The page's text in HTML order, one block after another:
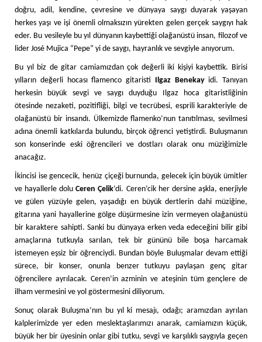
doğru, adil, kendine, çevresine ve dünyaya saygı duyarak yaşayan
herkes yaşı ve işi önemli olmaksızın yürekten gelen gerçek saygıyı hak
eder. Bu vesileyle bu yıl dünyanın kaybettiği olağanüstü insan, filozof ve
lider José Mujica “Pepe” yi de saygı, hayranlık ve sevgiyle anıyorum.
Bu yıl biz de gitar camiamızdan çok değerli iki kişiyi kaybettik. Birisi
yılların değerli hocası flamenco gitaristi Ilgaz Benekayidi. Tanıyan
herkesin büyük sevgi ve saygı duyduğu Ilgaz hoca gitaristliğinin
ötesinde nezaketi, pozitifliği, bilgi ve tecrübesi, esprili karakteriyle de
olağanüstü bir insandı. Ülkemizde flamenko’nun tanıtılması, sevilmesi
adına önemli katkılarda bulundu, birçok öğrenci yetiştirdi. Buluşmanın
son konserinde eski öğrencileri ve dostları olarak onu müziğimizle
anacağız.
İkincisi ise gencecik, henüz çiçeği burnunda, gelecek için büyük ümitler
ve hayallerle doluCeren Çelik’di. Ceren’cik her dersine aşkla, enerjiyle
ve gülen yüzüyle gelen, yaşadığı en büyük dertlerin dahi müziğine,
gitarına yani hayallerine gölge düşürmesine izin vermeyen olağanüstü
bir karaktere sahipti. Sanki bu dünyaya erken veda edeceğini bilir gibi
amaçlarına tutkuyla sarılan, tek bir gününü bile boşa harcamak
istemeyen eşsiz bir öğrenciydi. Bundan böyle Buluşmalar devam ettiği
sürece, bir konser, onunla benzer tutkuyu paylaşan genç gitar
öğrencilere ayrılacak. Ceren’in azminin ve ateşinin tüm gençlere de
ilham vermesini ve yol göstermesini diliyorum.
Sonuç olarak Buluşma’nın bu yıl ki mesajı, odağı; aramızdan ayrılan
kalplerimizde yer eden meslektaşlarımızı anarak, camiamızın küçük,
büyük her bir üyesinin onlar gibi tutku, sevgi ve karşılıklı saygıyla geçen